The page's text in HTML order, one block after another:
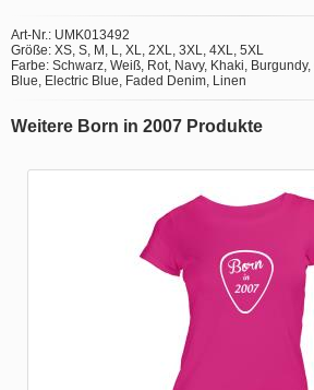
Art-Nr.: UMK013492
Größe: XS, S, M, L, XL, 2XL, 3XL, 4XL, 5XL
Farbe: Schwarz, Weiß, Rot, Navy, Khaki,
Blue, Electric Blue, Faded Denim, Linen
Weitere Born in 2007 Produkte